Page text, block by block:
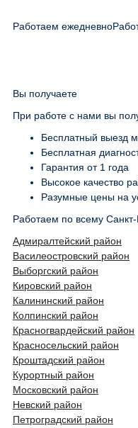
Работаем ежедневно
Вы получаете
При работе с нами вы
Бесплатный выезд
Бесплатная
Гарантия от 1 года
Высокое качество
Разумные цены на
Работаем по всему Санкт-
Адмиралтейский район
Василеостровский район
Выборгский район
Кировский район
Калининский район
Колпинский район
Красногвардейский район
Красносельский район
Кроштадский район
Курортный район
Московский район
Невский район
Петроградский район